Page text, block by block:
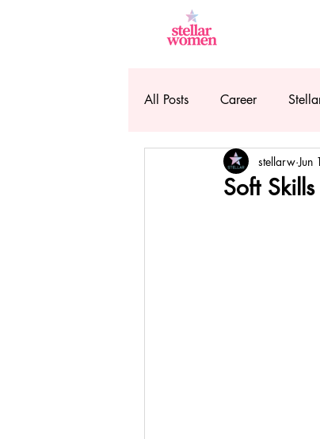
All Posts Career
Soft
stellarw